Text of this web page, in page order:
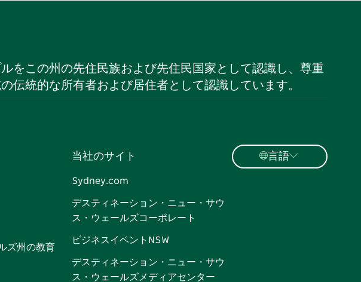
をこの州の先住民族および先住民国家として認識し、尊重
伝統的な所有者および居住者として認識しています。
ズ州の教育
当社のサイト
Sydney.com
デスティネーション・ニュー・サウ
ス・ウェールズコーポレート
ビジネスイベントNSW
デスティネーション・ニュー・サウ
ス・ウェールズメディアセンター
言語